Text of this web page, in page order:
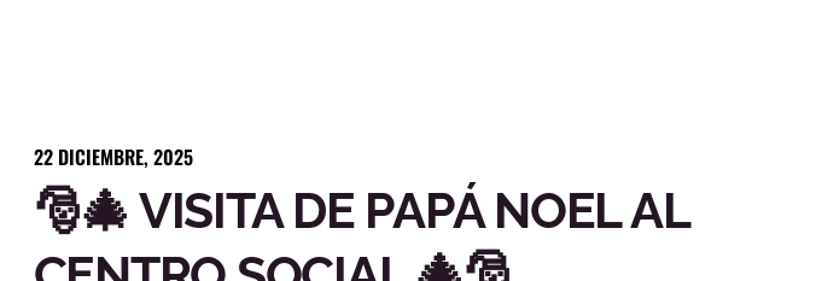
22 DICIEMBRE, 2025
🎅🎄 VISITA DE PAPÁ NOEL AL